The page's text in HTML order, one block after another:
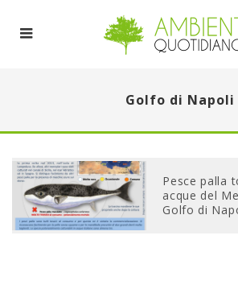
Golfo di Napoli
Pesce palla
acque del
Golfo di